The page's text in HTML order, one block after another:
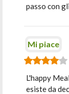
passo con
Mi piace
L'happy
esiste da